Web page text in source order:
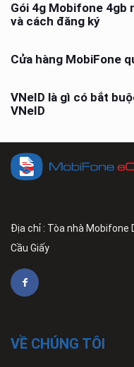
Gói 4g Mobifone 4gb
và cách đăng ký
Cửa hàng MobiFone
VNeID là gì có bắt
VNeID
Địa chỉ : Tòa nhà Mobifone
Cầu Giấy
VỀ CHÚNG TÔI